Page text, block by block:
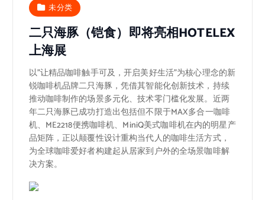
未分类
二只海豚（铠食）即将亮相HOTELEX
上海展
以”让精品咖啡触手可及，开启美好生活”为核心理念的新
锐咖啡机品牌二只海豚，凭借其智能化创新技术，持续
推动咖啡制作的场景多元化、技术零门槛化发展。近两
年二只海豚已成功打造出包括但不限于MAX多合一咖啡
机、ME2218便携咖啡机、MiniQ美式咖啡机在内的明星产
品矩阵，正以颠覆性设计重构当代人的咖啡生活方式，
为全球咖啡爱好者构建起从居家到户外的全场景咖啡解
决方案。